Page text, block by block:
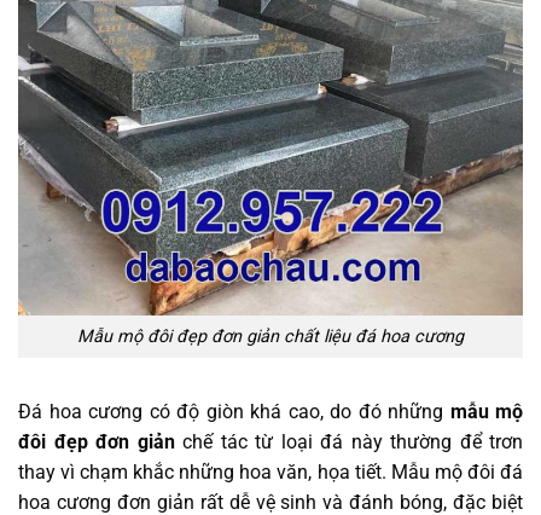
Mẫu mộ đôi đẹp đơn giản chất liệu đá hoa cương
Đá hoa cương có độ giòn khá cao, do đó những mẫu mộ
đôi đẹp đơn giảnchế tác từ loại đá này thường để trơn
thay vì chạm khắc những hoa văn, họa tiết. Mẫu mộ đôi đá
hoa cương đơn giản rất dễ vệ sinh và đánh bóng, đặc biệt